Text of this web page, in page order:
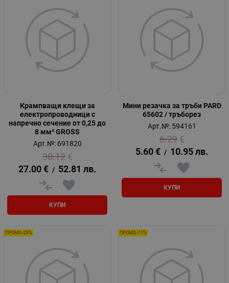
Крампващи клещи за
електропроводници с
напречно сечение от 0,25 до
8 мм² GROSS
Арт.№: 691820
30.12 €
27.00 € / 52.81 лв.
КУПИ
Мини резачка за тръби PARD
65602 / тръборез
Арт.№: 594161
6.29 €
5.60 € / 10.95 лв.
КУПИ
ПРОМО -29% ПРОМО -11%